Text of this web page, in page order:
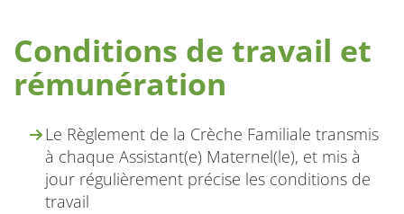
Conditions de travail et
rémunération
Le Règlement de la Crèche Familiale transmis
à chaque Assistant(e) Maternel(le), et mis à
jour régulièrement précise les conditions de
travail